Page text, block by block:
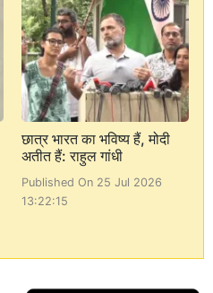
छात्र भारत का भविष्य हैं, मोदी
अतीत हैं: राहुल गांधी
Published On 25 Jul 2026
13:22:15